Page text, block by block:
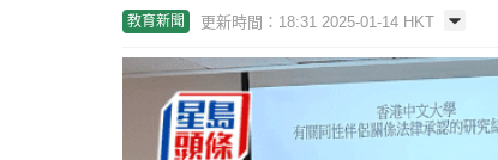
教育新聞 更新時間：18:31 2025-01-14 HKT